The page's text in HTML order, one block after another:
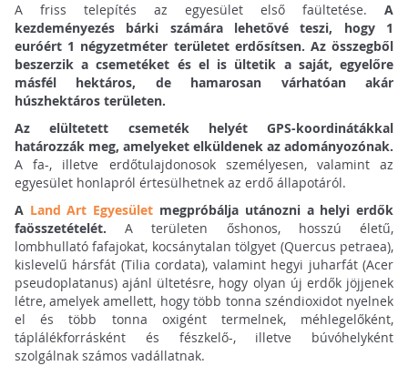
A friss telepítés az egyesület első faültetése.A
kezdeményezés bárki számára lehetővé teszi, hogy 1
euróért 1 négyzetméter területet erdősítsen. Az összegből
beszerzik a csemetéket és el is ültetik a saját, egyelőre
másfél hektáros, de hamarosan várhatóan akár
húszhektáros területen.
Az elültetett csemeték helyét GPS-koordinátákkal
határozzák meg, amelyeket elküldenek az adományozónak.
A fa-, illetve erdőtulajdonosok személyesen, valamint az
egyesület honlapról értesülhetnek az erdő állapotáról.
A Land Art Egyesület megpróbálja utánozni a helyi erdők
faösszetételét. A területen őshonos, hosszú életű,
lombhullató fafajokat, kocsánytalan tölgyet (Quercus petraea),
kislevelű hársfát (Tilia cordata), valamint hegyi juharfát (Acer
pseudoplatanus) ajánl ültetésre, hogy olyan új erdők jöjjenek
létre, amelyek amellett, hogy több tonna széndioxidot nyelnek
el és több tonna oxigént termelnek, méhlegelőként,
táplálékforrásként és fészkelő-, illetve búvóhelyként
szolgálnak számos vadállatnak.